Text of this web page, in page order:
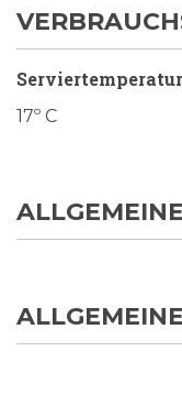
Serviertemperatur
17º C